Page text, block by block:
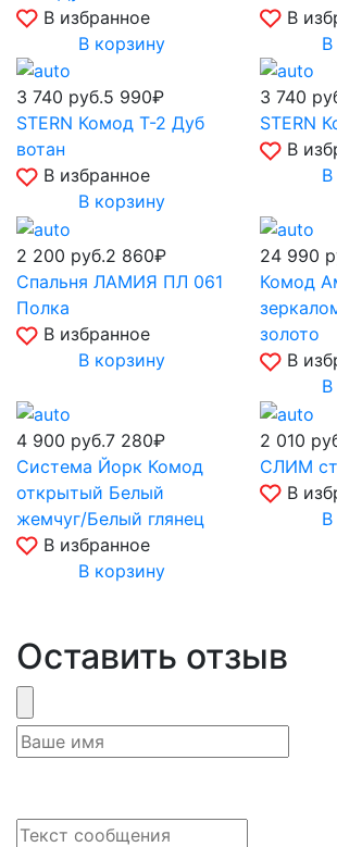
В избранное
В корзину
В
В
3 740 руб.5 990₽
STERN Комод Т-2 Дуб
вотан
В избранное
В корзину
3 740
STERN
В
В
2 200 руб.2 860₽
Спальня ЛАМИЯ ПЛ 061
Полка
В избранное
В корзину
24 990
Комод
золото
В
В
4 900 руб.7 280₽
Система Йорк Комод
открытый Белый
жемчуг/Белый глянец
В избранное
В корзину
2 010
СЛИМ
В
В
Оставить отзыв